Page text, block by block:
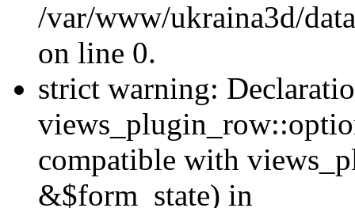
/var/www/ukraina3d/
on line 0.
strict warning:
compatible with
&$form_state) in